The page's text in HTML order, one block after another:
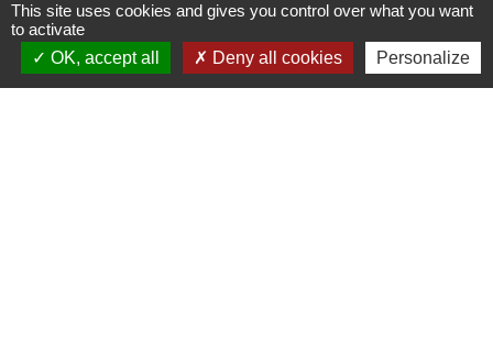
Contact par formulaire
This site uses cookies and gives you control over what you want
to activate
OK, accept all
Deny all cookies Personalize